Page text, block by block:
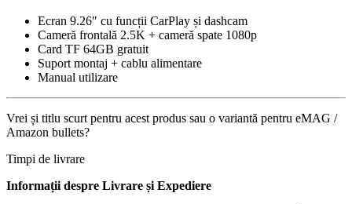
Ecran 9.26″ cu funcții CarPlay și dashcam
Cameră frontală 2.5K + cameră spate 1080p
Card TF 64GB gratuit
Suport montaj + cablu alimentare
Manual utilizare
Vrei și titlu scurt pentru acest produs sau o variantă pentru eMAG /
Amazon bullets?
Timpi de livrare
Informații despre Livrare și Expediere